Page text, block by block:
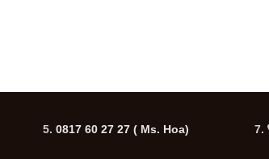
5. 0817 60 27 27( Ms. Hoa) 7.